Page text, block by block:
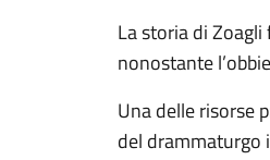
La storia di
nonostante
Una delle risorse
del drammaturgo